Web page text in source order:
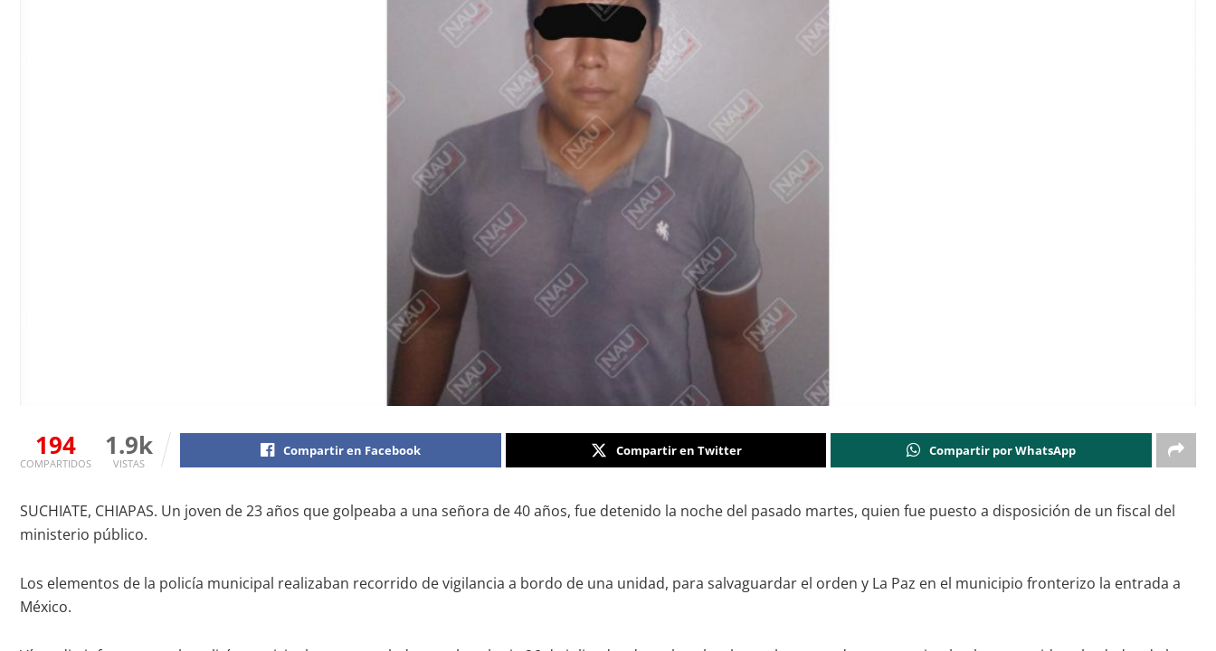
194
COMPARTIDOS
1.9k
VISTAS
Compartir en Facebook Compartir en Twitter Compartir por WhatsApp
SUCHIATE, CHIAPAS. Un joven de 23 años que golpeaba a una señora de 40 años, fue detenido la noche del pasado martes, quien fue puesto a disposición de un fiscal del
ministerio público.
Los elementos de la policía municipal realizaban recorrido de vigilancia a bordo de una unidad, para salvaguardar el orden y La Paz en el municipio fronterizo la entrada a
México.